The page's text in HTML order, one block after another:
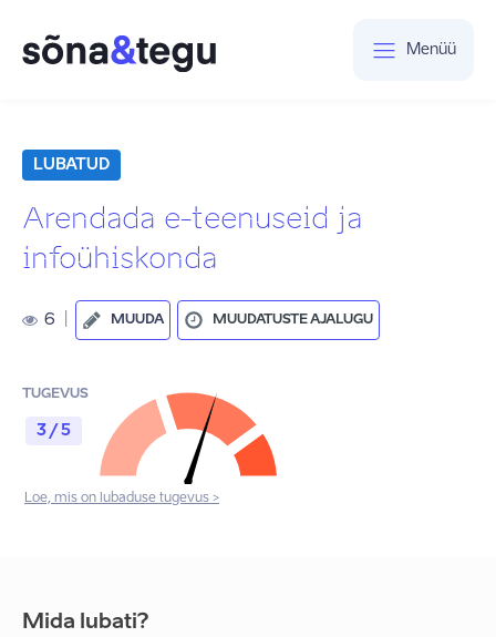
Menüü
LUBATUD
Arendada e-teenuseid ja
infoühiskonda
6 MUUDA MUUDATUSTE AJALUGU
TUGEVUS
3 / 5
Loe, mis on lubaduse tugevus >
Mida lubati?